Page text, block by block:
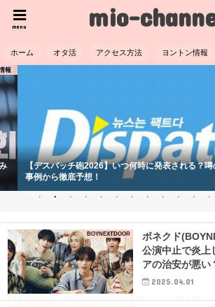
mio-
menu
ホーム オタ活 アクセス方法 ヨントン情報
報
【デスパッチ砲2026】いつ何時に発表される？
事例から徹底予想！
BOYNEXTDOOR
ボネクド
公演中止で炎上
アの治安が悪い
2025.04.01